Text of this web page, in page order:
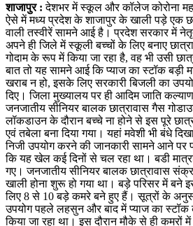
शाजापुर :देशभर में स्कूल और कॉलेज कोरोना
ऐसे में मध्य प्रदेश के शाजापुर के खाली पड़े एक
वाली तस्वीरें सामने आई है। प्रदेश सरकार में
अपने ही जिले में स्कूली बच्चों के लिए बनाए
गोदाम के रूप में किया जा रहा है, वह भी उसी
बात तो यह सामने आई कि प्याज का स्टॉक बड़ी
खराब न हो, इसके लिए सरकारी बिजली का
दिए।जिला मुख्यालय पर ही आदिम जाति कल्याण
जनजातीय सीनियर बालक छात्रावास गैस
लॉकडाउन के दौरान बच्चे ना होने से इस पूरे
एवं तबेला बना दिया गया। यहां मवेशी भी बंधे
निजी उपयोग करने की जानकारी सामने आने पर
कि यह खेल कई दिनों से चल रहा था। बडी
गए।जनजातीय सीनियर बालक छात्रावास
खाली होना शुरू हो गया था। बड़े परिसर में बने
लिए 8 से 10 बड़े कमरे बने हुए हैं। सूत्रों के
उपयोग पहले लहसुन और बाद में प्याज का
किया जा रहा था। इस दौरान मौके से ही कमरों